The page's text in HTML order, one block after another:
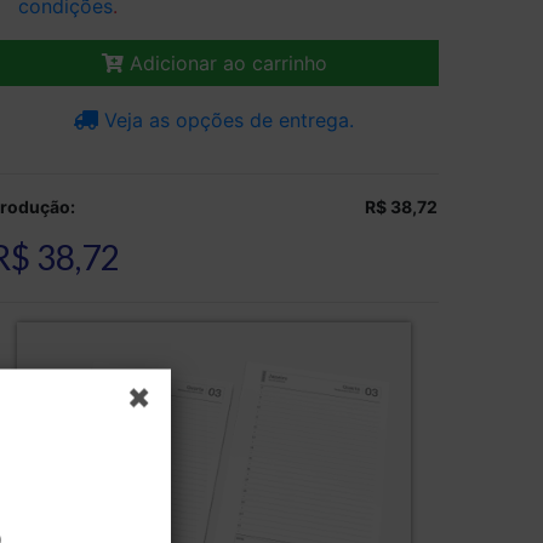
condições.
Adicionar ao carrinho
Veja as opções de entrega.
R$ 38,72
38,72